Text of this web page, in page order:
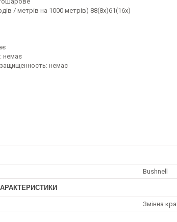
/ метрів на 1000 метрів) 88(8х)61(16х)
: немає
немає
Bushnell
Змінна